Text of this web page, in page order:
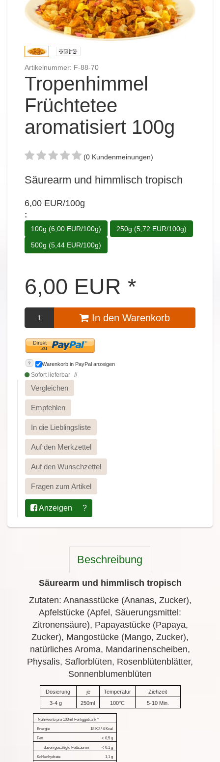
Artikelnummer: F-88-70
Tropenhimmel
Früchtetee
aromatisiert 100g
(0 Kundenmeinungen)
Säurearm und himmlisch tropisch
6,00 EUR/100g
:
100g (6,00 EUR/100g) 250g (5,72 EUR/100g)
500g (5,44 EUR/100g)
6,00 EUR *
In den Warenkorb
? Warenkorb in PayPal anzeigen
Sofort lieferbar
Vergleichen
Empfehlen
In die Lieblingsliste
Auf den Merkzettel
Auf den Wunschzettel
Fragen zum Artikel
Anzeigen ?
Beschreibung
Säurearm und himmlisch tropisch
Zutaten: Ananasstücke (Ananas, Zucker),
Apfelstücke (Apfel, Säuerungsmittel:
Zitronensäure), Papayastücke (Papaya,
Zucker), Mangostücke (Mango, Zucker),
natürliches Aroma, Mandarinenscheiben,
Physalis, Saflorblüten, Rosenblütenblätter,
Sonnenblumenblüten
Dosierung je Temperatur
Ziehzeit
3-4 g
250ml 100°C 5-10 Min.
Nährwerte pro 100ml Fertiggetränk *
Energie 18 KJ / 4 Kcal
Fett < 0,5 g
davon gesättigte Fettsäuren < 0,1 g
Kohlenhydrate 1,1 g